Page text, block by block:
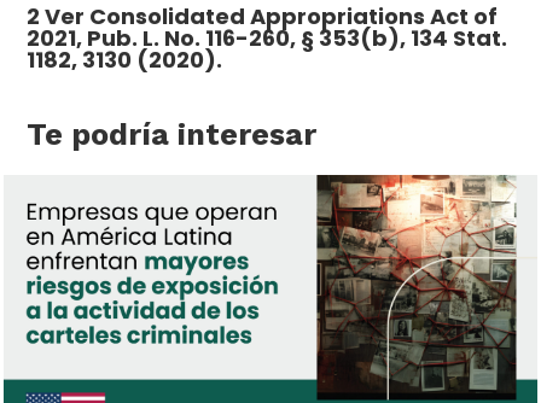
2 Ver Consolidated Appropriations Act of
2021, Pub. L. No. 116-260, § 353(b), 134 Stat.
1182, 3130 (2020).
Te podría interesar